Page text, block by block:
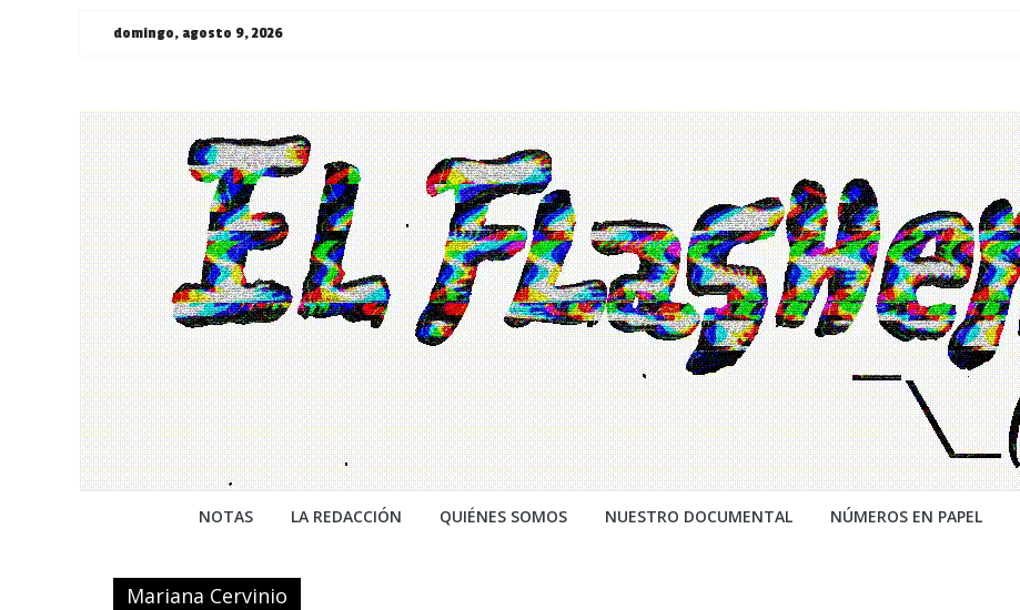
Saltardomingo, agosto 9, 2026
¯\_(ツ)_/
¯
NOTAS LA REDACCIÓN QUIÉNES SOMOS NUESTRO DOCUMENTAL NÚMEROS EN PAPEL
Mariana Cervinio